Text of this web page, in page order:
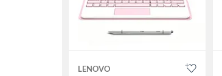
LENOVO